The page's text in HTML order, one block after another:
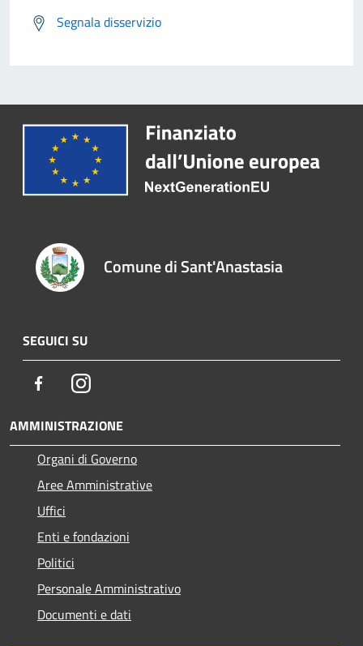
Segnala disservizio
Comune di Sant'Anastasia
SEGUICI SU
FacebookInstagram
AMMINISTRAZIONE
Organi di Governo
Aree Amministrative
Uffici
Enti e fondazioni
Politici
Personale Amministrativo
Documenti e dati